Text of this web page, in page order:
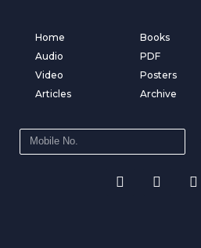
Home
Audio
Video
Articles
Books
PDF
Posters
Archive